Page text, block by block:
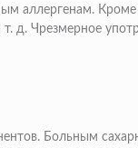
аллергенам.
д. Чрезмерное
Больным